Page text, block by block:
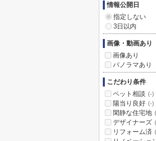
情報公開日
指定しない
3日以内
画像・動画あり
画像あり
パノラマあり
こだわり条件
ペット相談 (-)
陽当り良好 (-)
閑静な住宅地
デザイナーズ
リフォーム済